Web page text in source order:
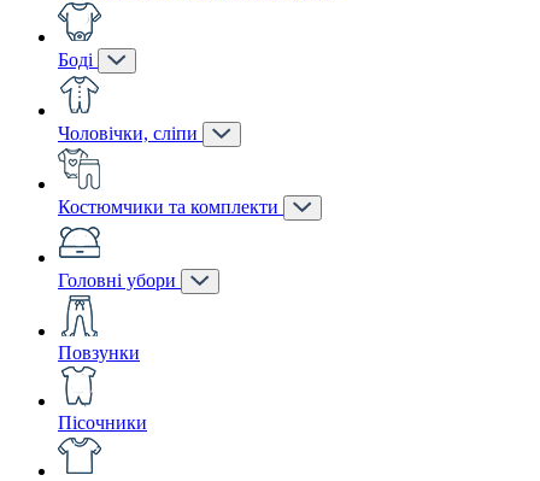
Боді
Чоловічки, сліпи
Костюмчики та комплекти
Головні убори
Повзунки
Пісочники